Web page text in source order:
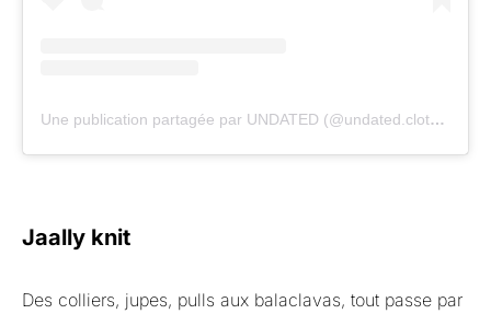
Une publication partagée par UNDATED (@undated.clothing)
Jaally knit
Des colliers, jupes, pulls aux balaclavas, tout passe par